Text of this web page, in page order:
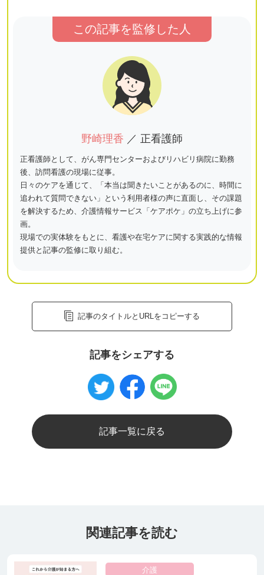
この記事を監修した人
野崎理香 ／ 正看護師
正看護師として、がん専門センターおよびリハビリ病院に勤務
後、訪問看護の現場に従事。
日々のケアを通じて、「本当は聞きたいことがあるのに、時間に
追われて質問できない」という利用者様の声に直面し、その課題
を解決するため、介護情報サービス「ケアポケ」の立ち上げに参
画。
現場での実体験をもとに、看護や在宅ケアに関する実践的な情報
提供と記事の監修に取り組む。
記事のタイトルとURLをコピーする
記事をシェアする
記事一覧に戻る
関連記事を読む
介護